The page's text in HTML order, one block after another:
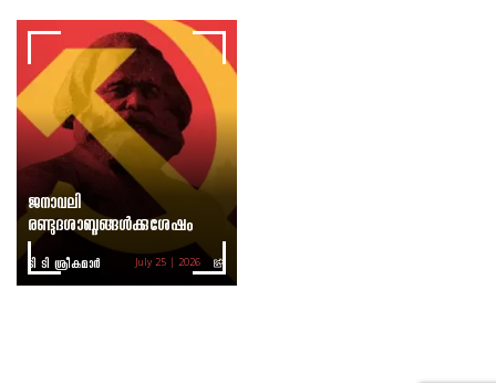
ജനാവലി
രണ്ടുദശാബ്ദങ്ങൾക്കുശേഷം
ടി ടി ശ്രീകുമാര്‍ July 25 | 2026